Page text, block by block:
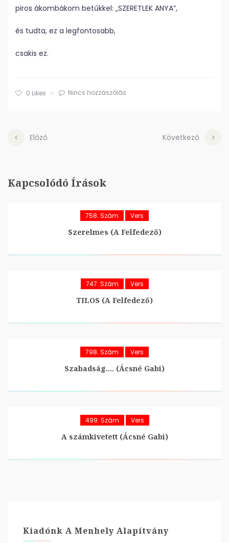
piros ákombákom betűkkel: „SZERETLEK ANYA”,
és tudta, ez a legfontosabb,
csakis ez.
0 Likes Nincs hozzászólás
Előző Következő
Kapcsolódó Írások
758. Szám Vers
Szerelmes (A Felfedező)
747. Szám Vers
TILOS (A Felfedező)
798. Szám Vers
Szabadság…. (Ácsné Gabi)
499. Szám Vers
A számkivetett (Ácsné Gabi)
Kiadónk A Menhely Alapítvány